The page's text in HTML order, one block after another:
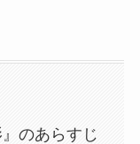
のあらすじ